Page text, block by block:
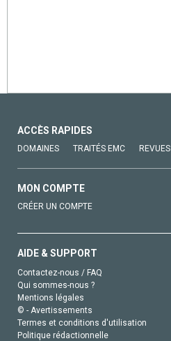
ACCÈS RAPIDES
DOMAINES TRAITÉS EMC REVUES
MON COMPTE
CRÉER UN COMPTE
AIDE & SUPPORT
Contactez-nous / FAQ
Qui sommes-nous ?
Mentions légales
© - Avertissements
Termes et conditions d'utilisation
Politique rédactionnelle